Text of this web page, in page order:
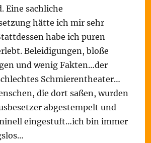
Eine sachliche
hätte ich mir sehr
habe ich puren
Beleidigungen, bloße
und wenig Fakten…der
Schmierentheater…
die dort saßen, wurden
abgestempelt und
eingestuft…ich bin immer